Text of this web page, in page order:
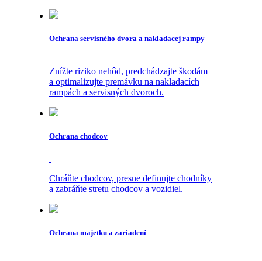
Ochrana servisného dvora a nakladacej rampy
Znížte riziko nehôd, predchádzajte škodám
a optimalizujte premávku na nakladacích
rampách a servisných dvoroch.
Ochrana chodcov
Chráňte chodcov, presne definujte chodníky
a zabráňte stretu chodcov a vozidiel.
Ochrana majetku a zariadení